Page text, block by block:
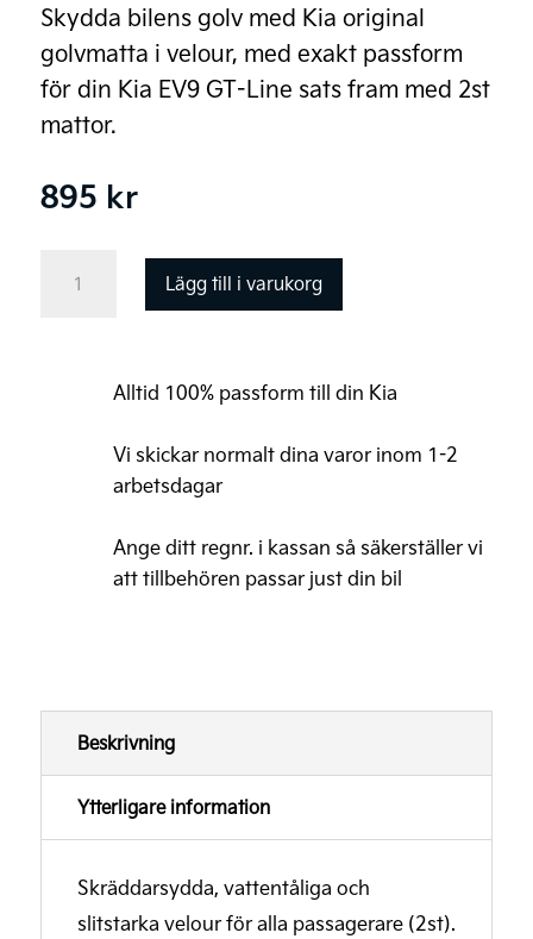
Skydda bilens golv med Kia original
golvmatta i velour, med exakt passform
för din Kia EV9 GT-Line sats fram med 2st
mattor.
895 kr
Golvmattor,
Lägg till i varukorg
Alltid 100% passform till din Kia
Vi skickar normalt dina varor inom 1-2
arbetsdagar
Ange ditt regnr. i kassan så säkerställer vi
att tillbehören passar just din bil
Beskrivning
Ytterligare information
Skräddarsydda, vattentåliga och
slitstarka velour för alla passagerare (2st).